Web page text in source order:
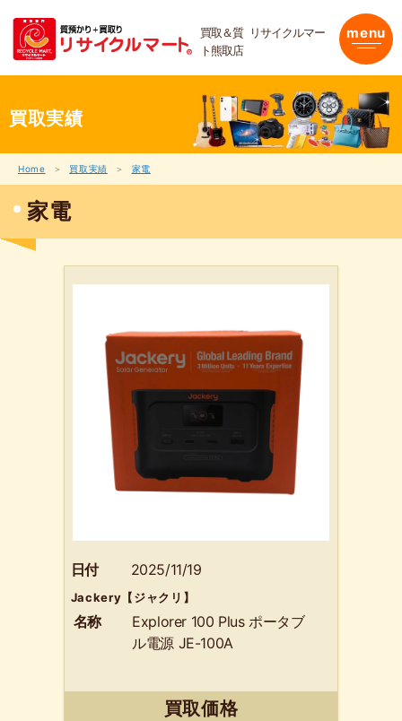
キ
プ
買取＆質 リサイクルマー
ト熊取店
menu
買取実績
Home 買取実績 家電
家電
日付 2025/11/19
Jackery【ジャクリ】
名称
Explorer 100 Plus ポータブ
ル電源 JE-100A
買取価格